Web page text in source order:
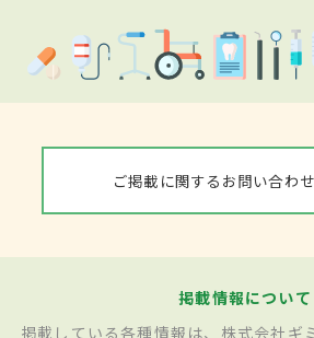
ご掲載に関するお問い合わ
掲載情報について
掲載している各種情報は、株式会社ギ